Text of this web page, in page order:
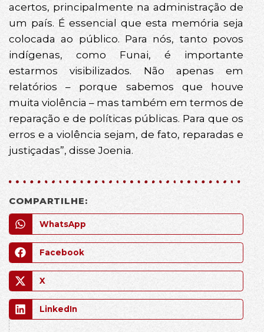
acertos, principalmente na administração de
um país. É essencial que esta memória seja
colocada ao público. Para nós, tanto povos
indígenas, como Funai, é importante
estarmos visibilizados. Não apenas em
relatórios – porque sabemos que houve
muita violência – mas também em termos de
reparação e de políticas públicas. Para que os
erros e a violência sejam, de fato, reparadas e
justiçadas”, disse Joenia.
COMPARTILHE:
WhatsApp
Facebook
X
LinkedIn